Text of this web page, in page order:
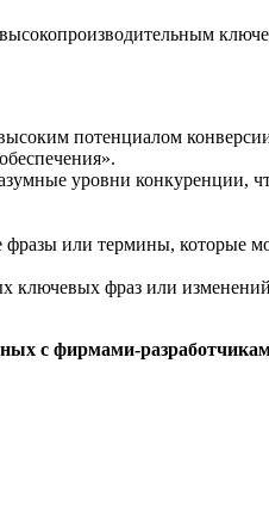
потенциалом
уровни конкуренции,
фразы или термины, которые
ключевых фраз или
с фирмами-